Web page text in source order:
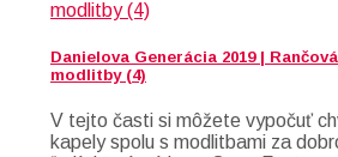
Danielova Generácia 2019 |
modlitby (4)
V tejto časti si môžete vypočuť
kapely spolu s modlitbami za